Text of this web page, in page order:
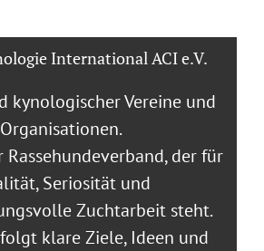
International ACI e.V.
kynologischer Vereine und
Organisationen.
Rassehundeverband, der für
Seriosität und
Zuchtarbeit steht.
klare Ziele, Ideen und